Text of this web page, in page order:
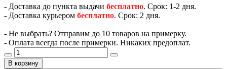
- Доставка до пункта выдачи бесплатно. Срок: 1-2 дня.
- Доставка курьером бесплатно. Срок: 2 дня.
- Не выбрать? Отправим до 10 товаров на примерку.
- Оплата всегда после примерки. Никаких предоплат.
В корзину